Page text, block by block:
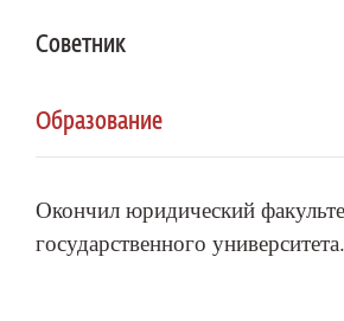
Cоветник
Образование
Окончил юридический
государственного университета.